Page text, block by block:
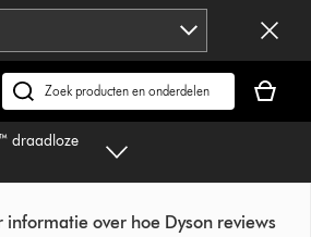
Zoek
op
dyson.nl
is
draadloze
informatie over hoe Dyson reviews